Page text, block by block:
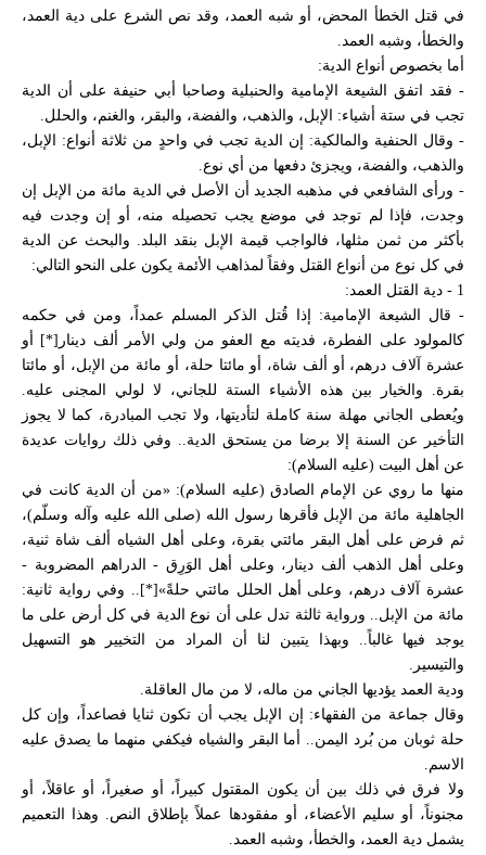
في قتل الخطأ المحض، أو شبه العمد، وقد نص الشرع على دية العمد،
والخطأ، وشبه العمد.
أما بخصوص أنواع الدية:
- فقد اتفق الشيعة الإمامية والحنبلية وصاحبا أبي حنيفة على أن الدية
تجب في ستة أشياء: الإبل، والذهب، والفضة، والبقر، والغنم، والحلل.
- وقال الحنفية والمالكية: إن الدية تجب في واحدٍ من ثلاثة أنواع: الإبل،
والذهب، والفضة، ويجزئ دفعها من أي نوع.
- ورأى الشافعي في مذهبه الجديد أن الأصل في الدية مائة من الإبل إن
وجدت، فإذا لم توجد في موضع يجب تحصيله منه، أو إن وجدت فيه
بأكثر من ثمن مثلها، فالواجب قيمة الإبل بنقد البلد. والبحث عن الدية
في كل نوع من أنواع القتل وفقاً لمذاهب الأئمة يكون على النحو التالي:
1 - دية القتل العمد:
- قال الشيعة الإمامية: إذا قُتل الذكر المسلم عمداً، ومن في حكمه
كالمولود على الفطرة، فديته مع العفو من ولي الأمر ألف دينار[*] أو
عشرة آلاف درهم، أو ألف شاة، أو مائتا حلة، أو مائة من الإبل، أو مائتا
بقرة. والخيار بين هذه الأشياء الستة للجاني، لا لولي المجنى عليه.
ويُعطى الجاني مهلة سنة كاملة لتأديتها، ولا تجب المبادرة، كما لا يجوز
التأخير عن السنة إلا برضا من يستحق الدية.. وفي ذلك روايات عديدة
عن أهل البيت (عليه السلام):
منها ما روي عن الإمام الصادق (عليه السلام): «من أن الدية كانت في
الجاهلية مائة من الإبل فأقرها رسول الله (صلى الله عليه وآله وسلّم)،
ثم فرض على أهل البقر مائتي بقرة، وعلى أهل الشياه ألف شاة ثنية،
وعلى أهل الذهب ألف دينار، وعلى أهل الوَرِق - الدراهم المضروبة -
عشرة آلاف درهم، وعلى أهل الحلل مائتي حلةً»[*].. وفي رواية ثانية:
مائة من الإبل.. ورواية ثالثة تدل على أن نوع الدية في كل أرض على ما
يوجد فيها غالباً.. وبهذا يتبين لنا أن المراد من التخيير هو التسهيل
والتيسير.
ودية العمد يؤديها الجاني من ماله، لا من مال العاقلة.
وقال جماعة من الفقهاء: إن الإبل يجب أن تكون ثنايا فصاعداً، وإن كل
حلة ثوبان من بُرد اليمن.. أما البقر والشياه فيكفي منهما ما يصدق عليه
الاسم.
ولا فرق في ذلك بين أن يكون المقتول كبيراً، أو صغيراً، أو عاقلاً، أو
مجنوناً، أو سليم الأعضاء، أو مفقودها عملاً بإطلاق النص. وهذا التعميم
يشمل دية العمد، والخطأ، وشبه العمد.